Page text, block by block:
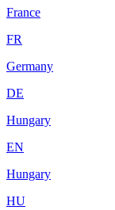
France
FR
Germany
DE
Hungary
EN
Hungary
HU